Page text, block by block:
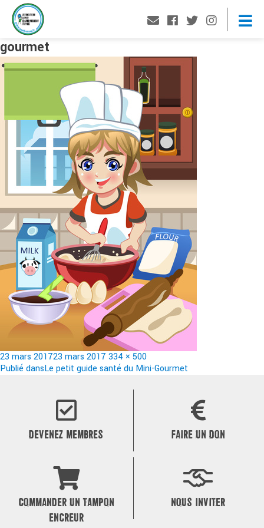
gourmet
Publié
le
23 mars 201723 mars 2017 Taille
réelle
334 × 500
Navigation
Publié dansLe petit guide santé du Mini-Gourmet
DEVENEZ MEMBRES FAIRE UN DON
COMMANDER UN TAMPON
ENCREUR
NOUS INVITER